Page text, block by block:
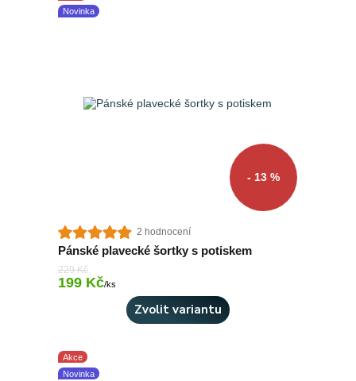
Novinka
- 13 %
2 hodnocení
Pánské plavecké šortky s potiskem
229 Kč
199 Kč/ks
Zvolit variantu
Akce
Novinka